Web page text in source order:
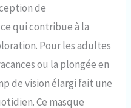
de
qui contribue à la
Pour les adultes
ou la plongée en
de vision élargi fait une
Ce masque